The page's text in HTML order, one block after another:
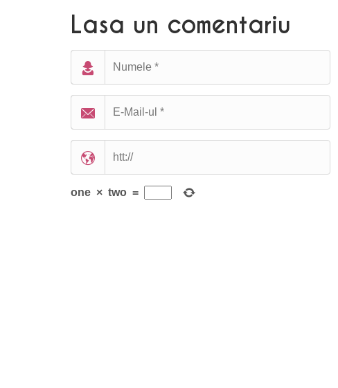
Lasa un comentariu
one × two =